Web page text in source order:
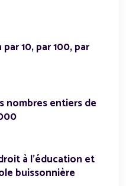
10, par 100, par
nombres entiers de
à l'éducation et
buissonnière